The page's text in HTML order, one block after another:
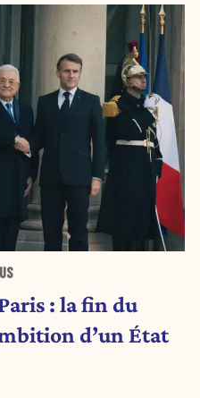
: la fin du
d’un État